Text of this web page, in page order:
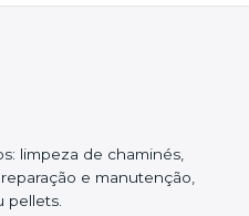
limpeza de chaminés,
e manutenção,
pellets.